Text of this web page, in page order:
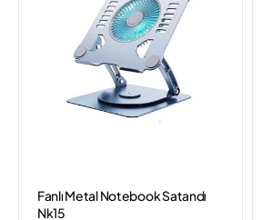
Fanlı Metal Notebook Satandı
Nk15